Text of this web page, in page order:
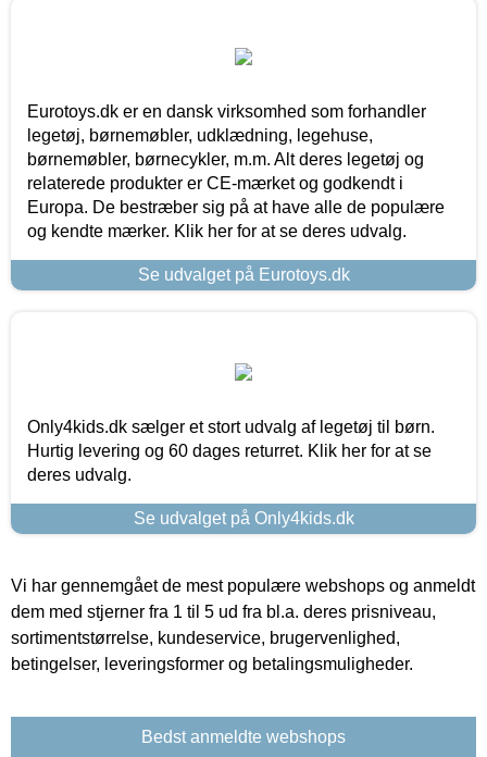
Eurotoys.dk er en dansk virksomhed som forhandler
legetøj, børnemøbler, udklædning, legehuse,
børnemøbler, børnecykler, m.m. Alt deres legetøj og
relaterede produkter er CE-mærket og godkendt i
Europa. De bestræber sig på at have alle de populære
og kendte mærker. Klik her for at se deres udvalg.
Se udvalget på Eurotoys.dk
Only4kids.dk sælger et stort udvalg af legetøj til børn.
Hurtig levering og 60 dages returret. Klik her for at se
deres udvalg.
Se udvalget på Only4kids.dk
Vi har gennemgået de mest populære webshops og anmeldt
dem med stjerner fra 1 til 5 ud fra bl.a. deres prisniveau,
sortimentstørrelse, kundeservice, brugervenlighed,
betingelser, leveringsformer og betalingsmuligheder.
Bedst anmeldte webshops